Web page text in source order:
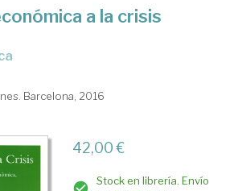
a la crisis
Barcelona, 2016
42,00 €
Stock en librería. Envío